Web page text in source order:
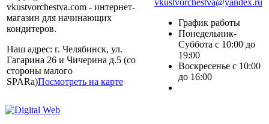
vkustvorchestva.com - интернет-
магазин для начинающих
кондитеров.
Наш адрес: г. Челябинск, ул.
Гагарина 26 и Чичерина д.5 (со
стороны малого
SPARa)Посмотреть на карте
График работы
Понедельник-
Суббота с 10:00 до
19:00
Воскресенье с 10:00
до 16:00